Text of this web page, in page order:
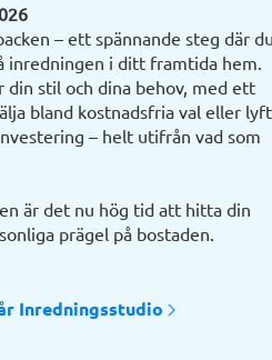
– ett spännande steg där du
i ditt framtida hem.
stil och dina behov, med ett
bland kostnadsfria val eller
– helt utifrån vad som
är det nu hög tid att hitta din
prägel på bostaden.
Inredningsstudio